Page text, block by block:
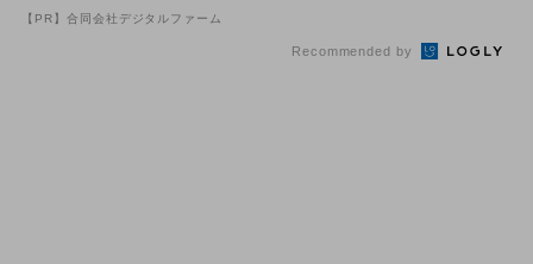
【PR】合同会社デジタルファーム
Recommended by